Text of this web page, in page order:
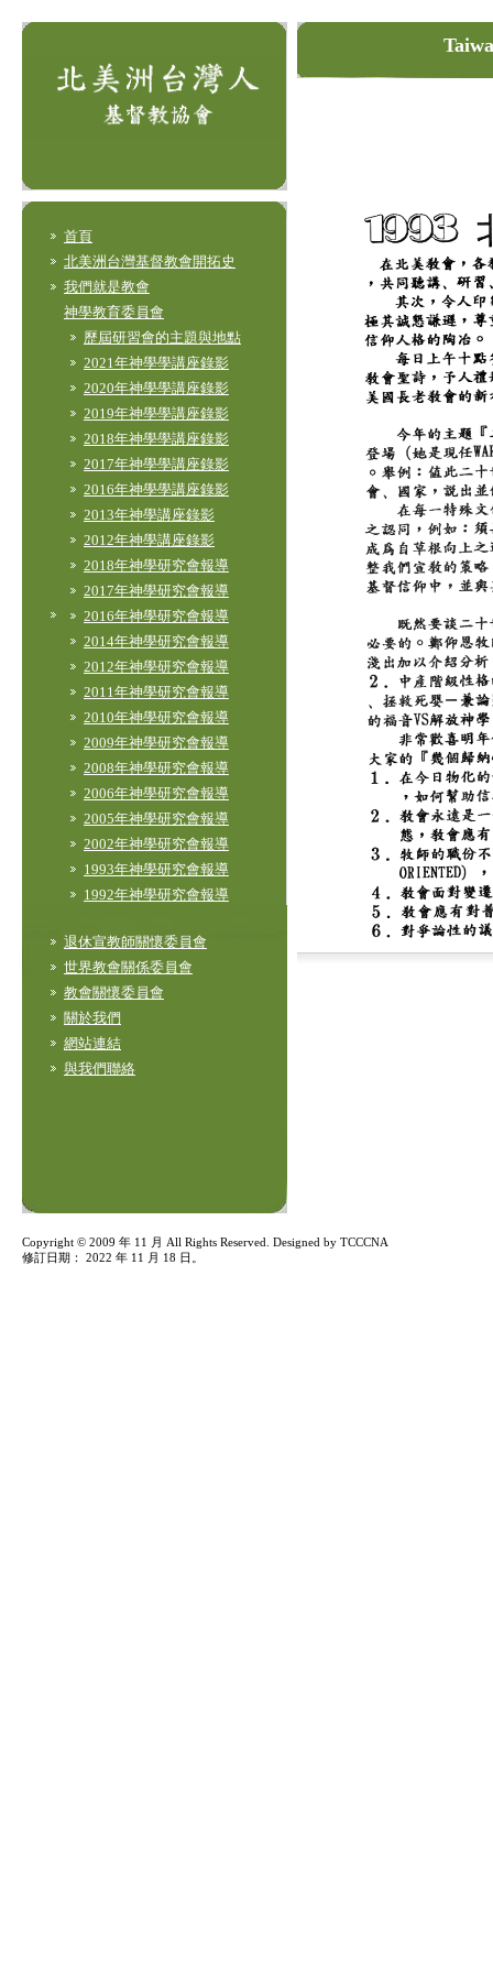
首頁
北美洲台灣基督教會開拓史
我們就是教會
神學教育委員會
歷屆研習會的主題與地點
2021年神學學講座錄影
2020年神學學講座錄影
2019年神學學講座錄影
2018年神學學講座錄影
2017年神學學講座錄影
2016年神學學講座錄影
2013年神學講座錄影
2012年神學講座錄影
2018年神學研究會報導
2017年神學研究會報導
2016年神學研究會報導
2014年神學研究會報導
2012年神學研究會報導
2011年神學研究會報導
2010年神學研究會報導
2009年神學研究會報導
2008年神學研究會報導
2006年神學研究會報導
2005年神學研究會報導
2002年神學研究會報導
1993年神學研究會報導
1992年神學研究會報導
退休宣教師關懷委員會
世界教會關係委員會
教會關懷委員會
關於我們
網站連結
與我們聯絡
Copyright © 2009 年 11 月 All Rights Reserved. Designed by TCCCNA
修訂日期： 2022 年 11 月 18 日 。